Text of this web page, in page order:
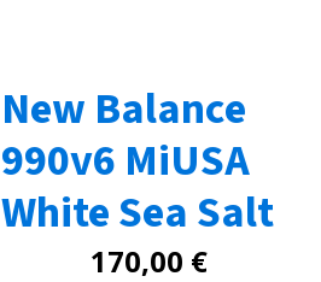
New Balance
990v6 MiUSA
White Sea Salt
170,00 €